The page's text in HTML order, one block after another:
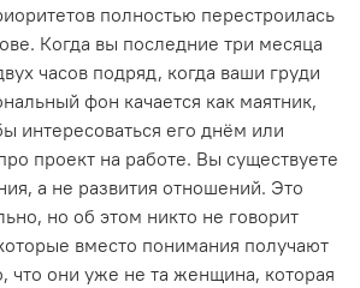
полностью перестроилась
Когда вы последние три месяца
часов подряд, когда ваши груди
фон качается как маятник,
интересоваться его днём или
проект на работе. Вы существуете
а не развития отношений. Это
но об этом никто не говорит
вместо понимания получают
что они уже не та женщина, которая